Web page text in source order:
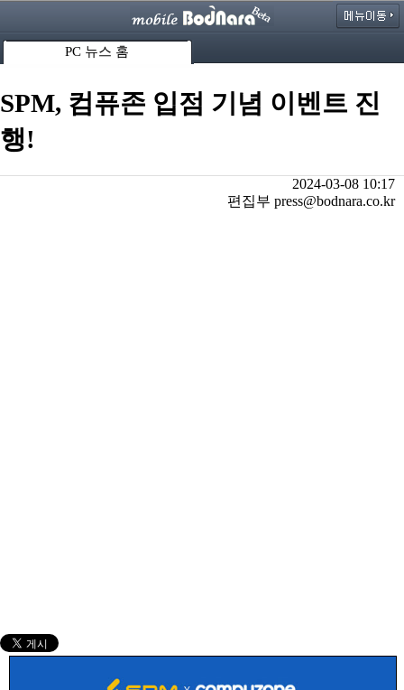
PC 뉴스 홈
SPM, 컴퓨존 입점 기념 이벤트 진
행!
2024-03-08 10:17
편집부 press@bodnara.co.kr